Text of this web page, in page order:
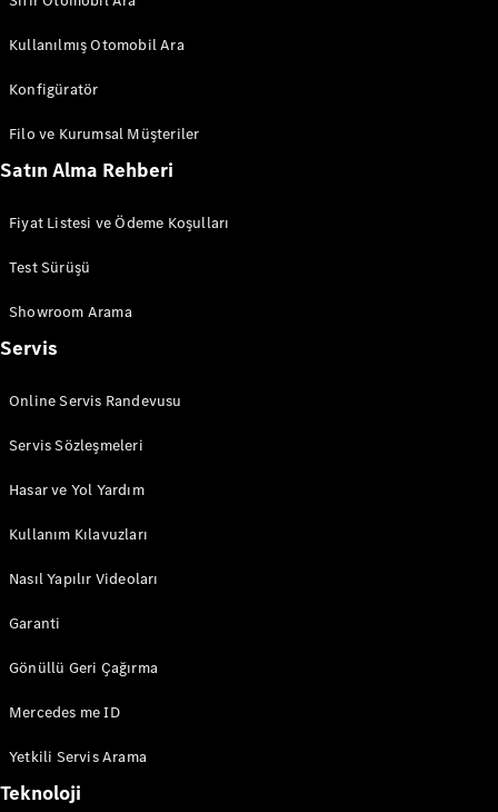
Test Sürüşü
Store
Tüm SUV
GLB Elektrik
GLB
GLC
GLC
GLE
G-
Elektrik
Aracını
Tasarla
Online
Estate
Kullanılmış Otomobil Ara
Konfigüratör
Filo ve Kurumsal Müşteriler
Satın Alma Rehberi
Fiyat Listesi ve Ödeme Koşulları
Test Sürüşü
Showroom Arama
Servis
Online Servis Randevusu
Servis Sözleşmeleri
Hasar ve Yol Yardım
Kullanım Kılavuzları
Nasıl Yapılır Videoları
Garanti
Gönüllü Geri Çağırma
Mercedes me ID
Yetkili Servis Arama
Teknoloji